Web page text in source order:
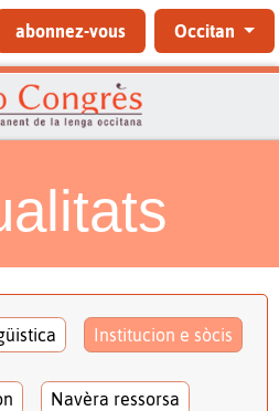
abonnez-vous Occitan
Institucion e sòcis
Navèra ressorsa